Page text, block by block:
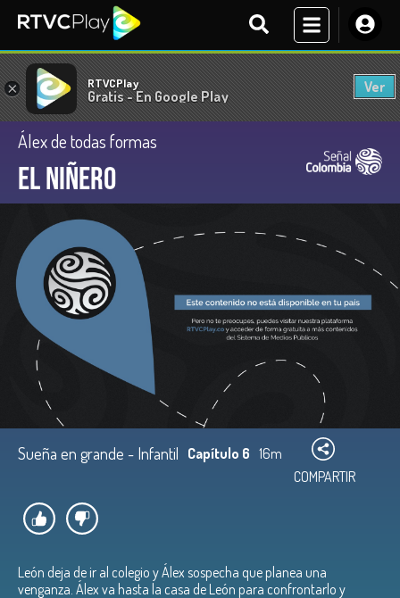
× RTVCPlay
Gratis - En Google Play
Ver
Álex de todas formas
El niñero
Sueña en grande - Infantil Capítulo 6 16m
COMPARTIR
León deja de ir al colegio y Álex sospecha que planea una
venganza. Álex va hasta la casa de León para confrontarlo y